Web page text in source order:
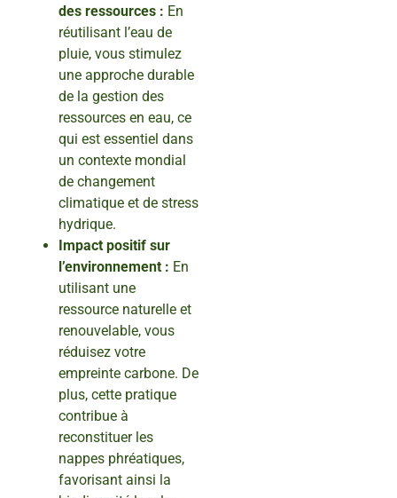
des ressources : En
réutilisant l’eau de
pluie, vous stimulez
une approche durable
de la gestion des
ressources en eau, ce
qui est essentiel dans
un contexte mondial
de changement
climatique et de stress
hydrique.
Impact positif sur
l’environnement : En
utilisant une
ressource naturelle et
renouvelable, vous
réduisez votre
empreinte carbone. De
plus, cette pratique
contribue à
reconstituer les
nappes phréatiques,
favorisant ainsi la